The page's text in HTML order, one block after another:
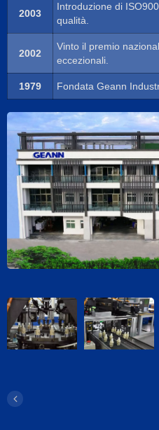
2003
Introduzione di
qualità.
2002
Vinto il premio
eccezionali.
1979 Fondata Geann